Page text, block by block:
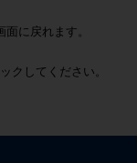
に戻れます。
クしてください。